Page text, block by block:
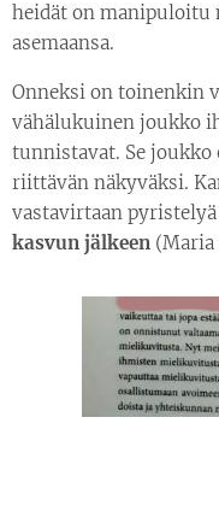
heidät on
asemaansa.
Onneksi on toinenkin
vähälukuinen joukko
tunnistavat. Se
riittävän näkyväksi.
vastavirtaan
kasvun jälkeen (Maria